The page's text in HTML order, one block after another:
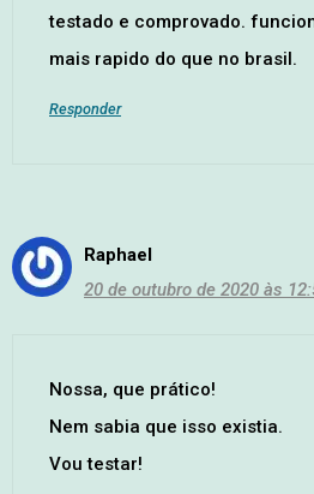
testado e comprovado.
mais rapido do que no brasil.
Responder
Raphael
20 de outubro de 2020 às
Nossa, que prático!
Nem sabia que isso existia.
Vou testar!